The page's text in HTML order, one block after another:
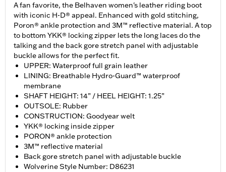
A fan favorite, the Belhaven women's leather riding boot
with iconic H-D® appeal. Enhanced with gold stitching,
Poron® ankle protection and 3M™ reflective material. A top
to bottom YKK® locking zipper lets the long laces do the
talking and the back gore stretch panel with adjustable
buckle allows for the perfect fit.
UPPER: Waterproof full grain leather
LINING: Breathable Hydro-Guard™ waterproof
membrane
SHAFT HEIGHT: 14” / HEEL HEIGHT: 1.25”
OUTSOLE: Rubber
CONSTRUCTION: Goodyear welt
YKK® locking inside zipper
PORON® ankle protection
3M™ reflective material
Back gore stretch panel with adjustable buckle
Wolverine Style Number: D86231